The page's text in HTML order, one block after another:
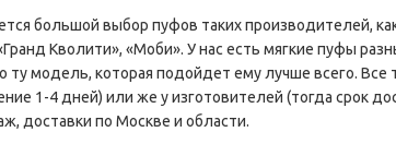
большой выбор пуфов таких производителей,
Кволити», «Моби». У нас есть мягкие пуфы
модель, которая подойдет ему лучше всего. Все
1-4 дней) или же у изготовителей (тогда срок
доставки по Москве и области.